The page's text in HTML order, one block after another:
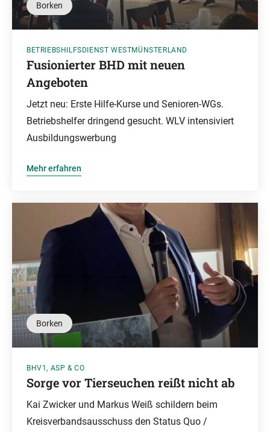
Borken
BETRIEBSHILFSDIENST WESTMÜNSTERLAND
Fusionierter BHD mit neuen
Angeboten
Jetzt neu: Erste Hilfe-Kurse und Senioren-WGs.
Betriebshelfer dringend gesucht. WLV intensiviert
Ausbildungswerbung
Mehr erfahren
Borken
BHV1, ASP & CO
Sorge vor Tierseuchen reißt nicht ab
Kai Zwicker und Markus Weiß schildern beim
Kreisverbandsausschuss den Status Quo /